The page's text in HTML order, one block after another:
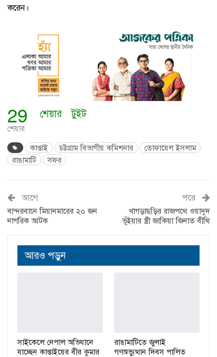
করেন।
29
শেয়ার
শেয়ার টুইট
কাপ্তাই চট্টগ্রাম বিভাগীয় কমিশনার
তোফায়েল ইসলাম
রাঙামাটি
সফর
আগে
বান্দরবানে মিয়ানমারের ২০ জন
নাগরিক আটক
পরে
খাগড়াছড়ির রাজপথে ওয়াদুদ
ভূঁইয়ার স্ত্রী জাকিয়া জিনাত বীথি
আরও পড়ুন
সাইকেলে নেপাল অভিযানে
যাচ্ছেন কাপ্তাইয়ের বীর কুমার
রাঙামাটিতে জুলাই
গণঅভ্যুত্থান দিবস পালিত